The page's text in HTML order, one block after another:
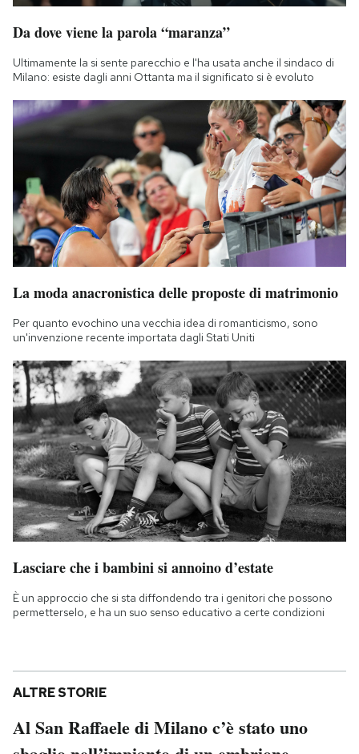
Da dove viene la parola “maranza”
Ultimamente la si sente parecchio e l'ha usata anche il sindaco di
Milano: esiste dagli anni Ottanta ma il significato si è evoluto
La moda anacronistica delle proposte di matrimonio
Per quanto evochino una vecchia idea di romanticismo, sono
un'invenzione recente importata dagli Stati Uniti
Lasciare che i bambini si annoino d’estate
È un approccio che si sta diffondendo tra i genitori che possono
permetterselo, e ha un suo senso educativo a certe condizioni
ALTRE STORIE
Al San Raffaele di Milano c’è stato uno